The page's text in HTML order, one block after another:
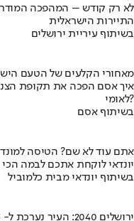
לא רק קודש – המהפכה
התיירות הישראלית
בשיתוף עיריית ירושלים
מאחורי הקלעים של הטעם
לאומי?
בשיתוף אסם
אתם עוד לא שם? הטיסה
יונדאי לוקחת אתכם לבמה הכי
בשיתוף יונדאי מבית כלמוביל
ירושלים 2040: העיר נערכת ל- 1.5 מליון תושבים